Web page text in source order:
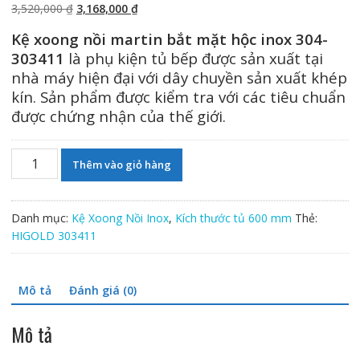
3,520,000₫ Giá
là:
3,520,000 ₫.
3,168,000 ₫Giá
tại
là:
3,168,000 ₫.
Kệ xoong nồi martin bắt mặt hộc inox 304-
303411 là phụ kiện tủ bếp được sản xuất tại
nhà máy hiện đại với dây chuyền sản xuất khép
kín. Sản phẩm được kiểm tra với các tiêu chuẩn
được chứng nhận của thế giới.
bắt
mặt
304-
số
Thêm vào giỏ hàng
Danh mục: Kệ Xoong Nồi Inox, Kích thước tủ 600 mm Thẻ:
HIGOLD 303411
Mô tả Đánh giá (0)
Mô tả